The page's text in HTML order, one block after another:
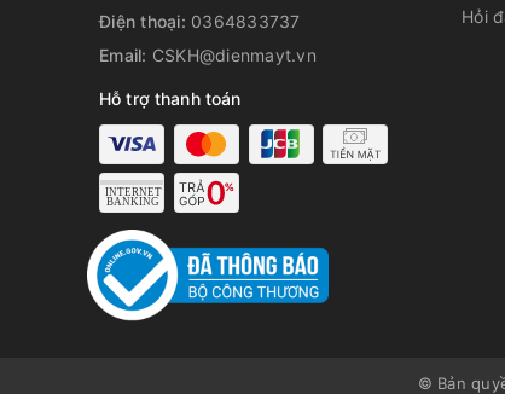
Điện thoại: 0364833737
Email: CSKH@dienmayt.vn
Hỗ trợ thanh toán
Hỏi
© Bản